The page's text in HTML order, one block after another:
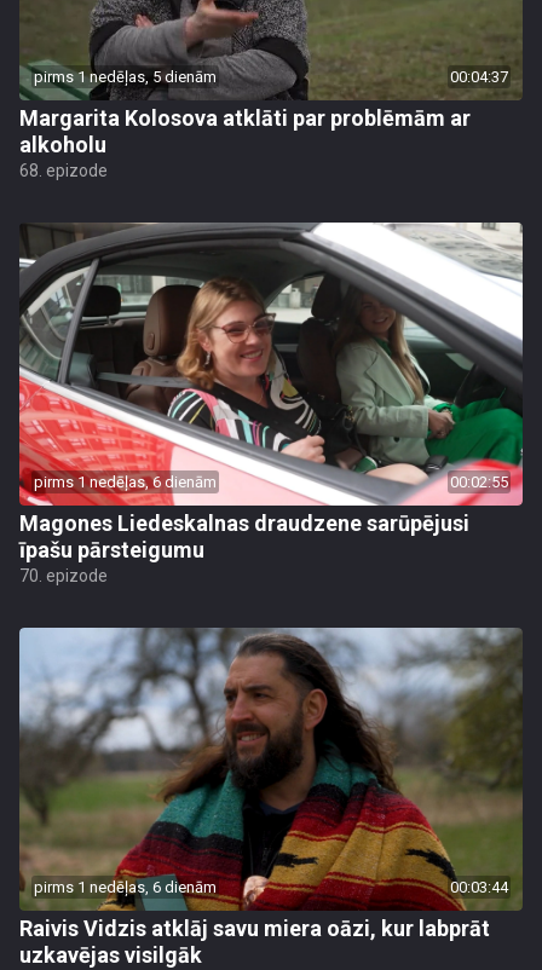
pirms 1 nedēļas, 5 dienām 00:04:37
Margarita Kolosova atklāti par problēmām ar
alkoholu
68. epizode
pirms 1 nedēļas, 6 dienām 00:02:55
Magones Liedeskalnas draudzene sarūpējusi
īpašu pārsteigumu
70. epizode
pirms 1 nedēļas, 6 dienām 00:03:44
Raivis Vidzis atklāj savu miera oāzi, kur labprāt
uzkavējas visilgāk